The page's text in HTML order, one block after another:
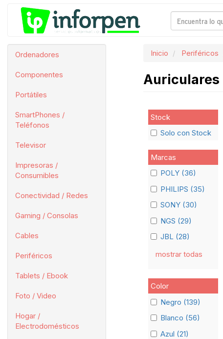
Ordenadores
Componentes
Portátiles
SmartPhones /
Teléfonos
Televisor
Impresoras /
Consumibles
Conectividad / Redes
Gaming / Consolas
Cables
Periféricos
Tablets / Ebook
Foto / Video
Hogar /
Electrodomésticos
Inicio Periféricos
Auriculares
Stock
Solo con Stock
Marcas
POLY (36)
PHILIPS (35)
SONY (30)
NGS (29)
JBL (28)
mostrar todas
Color
Negro (139)
Blanco (56)
Azul (21)